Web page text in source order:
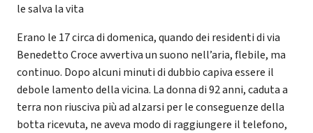
le salva la vita
Erano le 17 circa di domenica, quando dei residenti di via
Benedetto Croce avvertiva un suono nell’aria, flebile, ma
continuo. Dopo alcuni minuti di dubbio capiva essere il
debole lamento della vicina. La donna di 92 anni, caduta a
terra non riusciva più ad alzarsi per le conseguenze della
botta ricevuta, ne aveva modo di raggiungere il telefono,